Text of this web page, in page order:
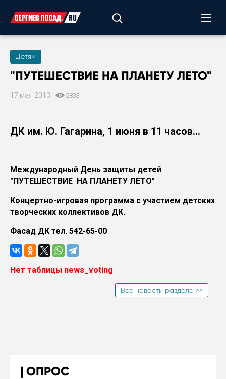
Детям
"ПУТЕШЕСТВИЕ НА ПЛАНЕТУ ЛЕТО"
17 мая 2013 2833
ДК им. Ю. Гагарина, 1 июня в 11 часов...
Международный День защиты детей
"ПУТЕШЕСТВИЕ НА ПЛАНЕТУ ЛЕТО"
Концертно-игровая программа с участием детских
творческих коллективов ДК.
Фасад ДК тел. 542-65-00
Нет таблицы news_voting
Все новости раздела >>
ОПРОС